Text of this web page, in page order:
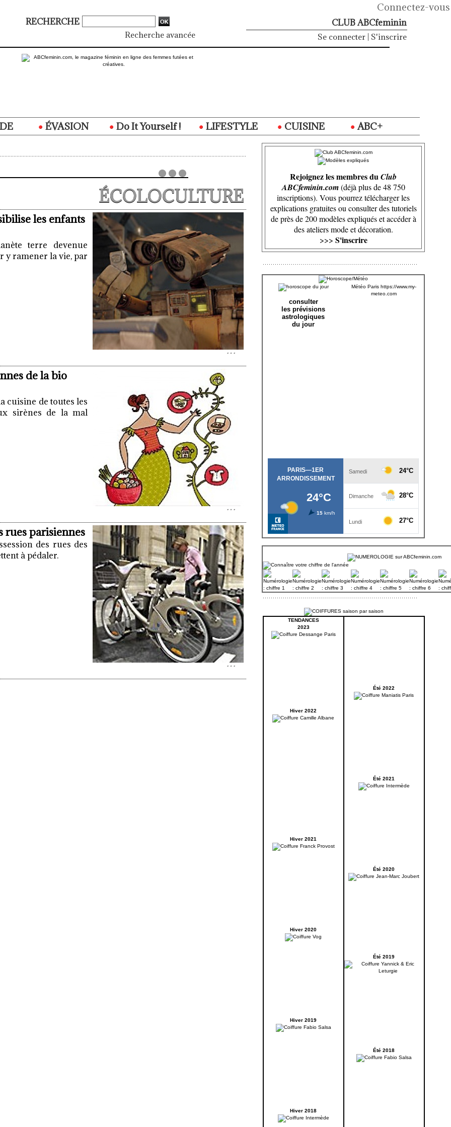
Connectez-vous
RECHERCHE
Recherche avancée
CLUB ABCfeminin
Se connecter S'inscrire
ÉVASION Do It Yourself ! LIFESTYLE CUISINE ABC+
ÉCOLOCULTURE
les enfants
terre devenue
y ramener la vie, par
de la bio
cuisine de toutes les
sirènes de la mal
rues parisiennes
des rues des
à pédaler.
Rejoignez les membres duClub
ABCfeminin.com(déjà plus de 48 750
inscriptions). Vous pourrez télécharger les
explications gratuites ou consulter des tutoriels
de près de 200 modèles expliqués et accéder à
des ateliers mode et décoration.
>>> S'inscrire
consulter
les prévisions
astrologiques
du jour
Météo Paris https://www.my-
meteo.com
TENDANCES
2023
Hiver 2022
Hiver 2021
Hiver 2020
Hiver 2019
Hiver 2018
Été 2022
Été 2021
Été 2020
Été 2019
Été 2018